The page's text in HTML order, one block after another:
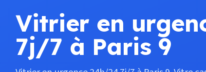
Vitrier en
7j/7 à Paris 9